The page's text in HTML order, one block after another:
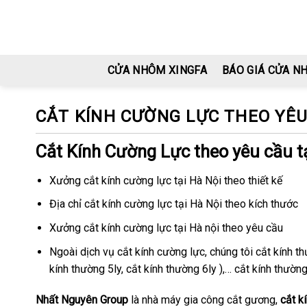
CỬA NHÔM XINGFA BÁO GIÁ CỬA
CẮT KÍNH CƯỜNG LỰC THEO
Cắt Kính Cường Lực theo yêu cầu
Xưởng cắt kính cường lực tại Hà Nội theo thiết kế
Địa chỉ cắt kính cường lực tại Hà Nội theo kích thước
Xưởng cắt kính cường lực tại Hà nội theo yêu cầu
Ngoài dịch vụ cắt kính cường lực, chúng tôi cắt kính
kính thường 5ly, cắt kính thường 6ly ),… cắt kính
Nhất Nguyên Group là nhà máy gia công cắt gương, cắt